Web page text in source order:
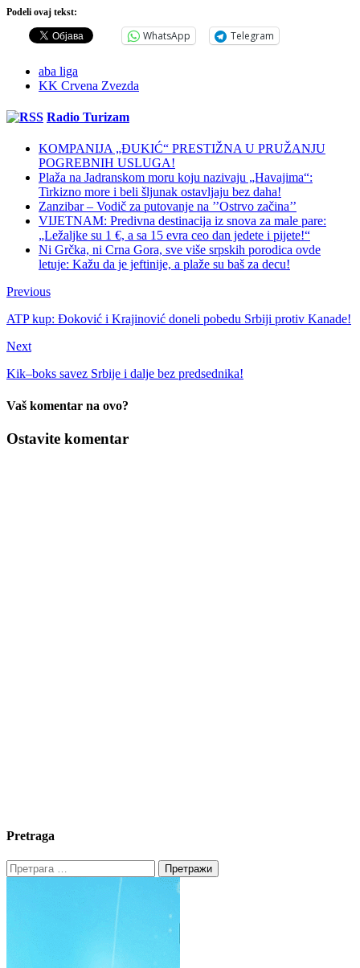
Podeli ovaj tekst:
WhatsApp Telegram
aba liga
KK Crvena Zvezda
Radio Turizam
KOMPANIJA „ĐUKIĆ“ PRESTIŽNA U PRUŽANJU
POGREBNIH USLUGA!
Plaža na Jadranskom moru koju nazivaju „Havajima“:
Tirkizno more i beli šljunak ostavljaju bez daha!
Zanzibar – Vodič za putovanje na ’’Ostrvo začina’’
VIJETNAM: Predivna destinacija iz snova za male pare:
„Ležaljke su 1 €, a sa 15 evra ceo dan jedete i pijete!“
Ni Grčka, ni Crna Gora, sve više srpskih porodica ovde
letuje: Kažu da je jeftinije, a plaže su baš za decu!
Previous
ATP kup: Đoković i Krajinović doneli pobedu Srbiji protiv Kanade!
Next
Kik–boks savez Srbije i dalje bez predsednika!
Vaš komentar na ovo?
Ostavite komentar
Pretraga
Претрага
за: